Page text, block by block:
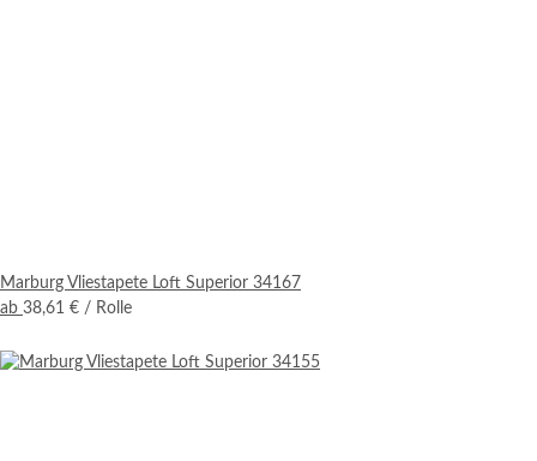
Marburg Vliestapete Loft Superior 34167
ab 38,61 € / Rolle